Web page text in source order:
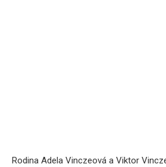
Rodina Adela Vinczeová a Viktor